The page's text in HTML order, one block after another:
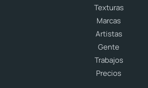
Texturas
Marcas
Artistas
Gente
Trabajos
Precios